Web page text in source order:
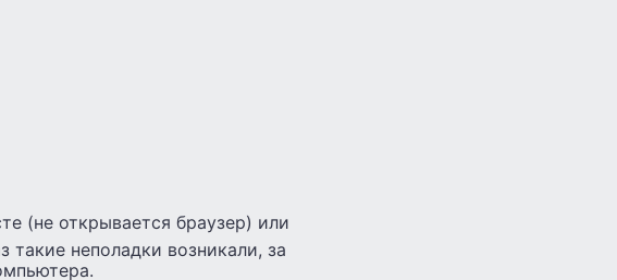
(не открывается браузер) или
такие неполадки возникали, за